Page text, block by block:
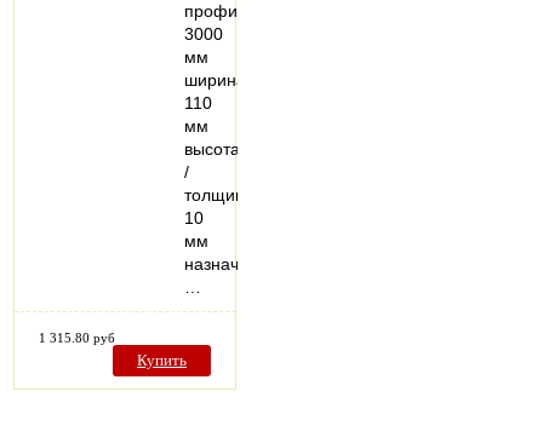
профиля:
3000
мм
ширина:
110
мм
высота
/
толщина:
10
мм
назначение:
1 315.80 руб
Купить